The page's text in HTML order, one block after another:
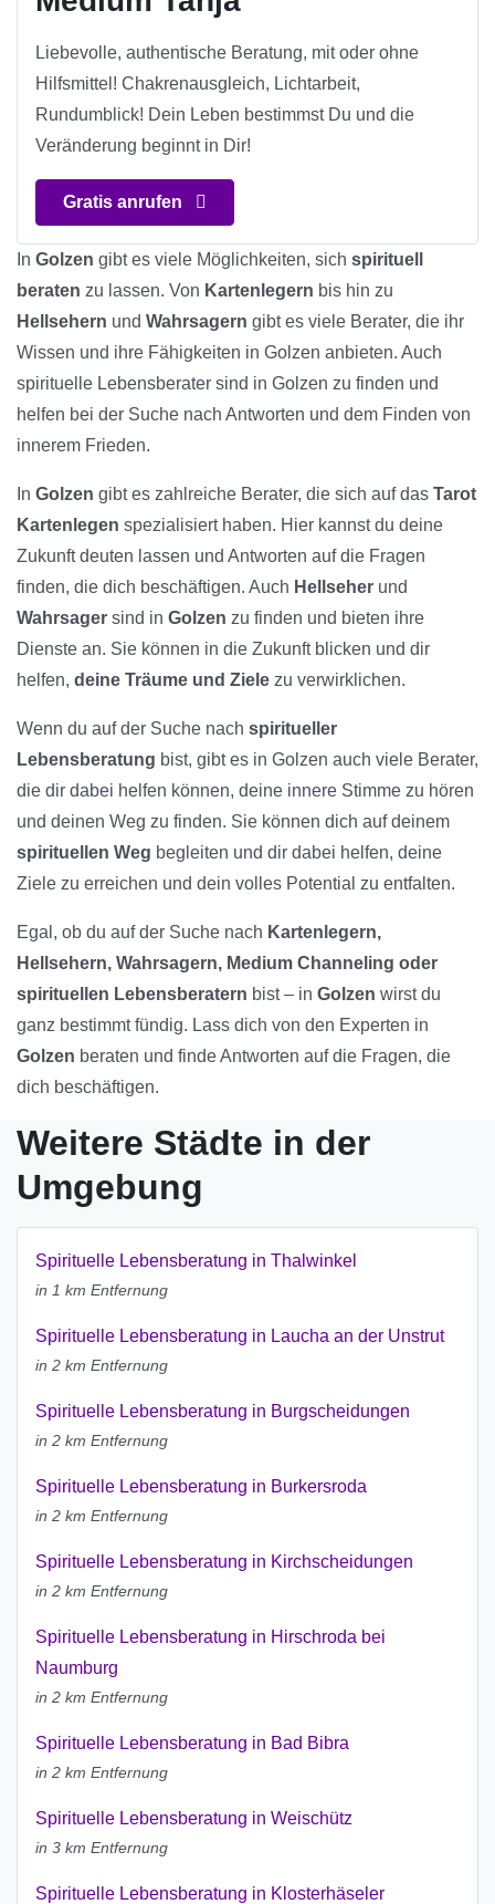
Liebevolle, authentische Beratung, mit oder ohne
Hilfsmittel! Chakrenausgleich, Lichtarbeit,
Rundumblick! Dein Leben bestimmst Du und die
Veränderung beginnt in Dir!
Gratis anrufen
In Golzen gibt es viele Möglichkeiten, sich spirituell
beraten zu lassen. Von Kartenlegern bis hin zu
Hellsehern und Wahrsagern gibt es viele Berater, die ihr
Wissen und ihre Fähigkeiten in Golzen anbieten. Auch
spirituelle Lebensberater sind in Golzen zu finden und
helfen bei der Suche nach Antworten und dem Finden von
innerem Frieden.
In Golzen gibt es zahlreiche Berater, die sich auf das Tarot
Kartenlegen spezialisiert haben. Hier kannst du deine
Zukunft deuten lassen und Antworten auf die Fragen
finden, die dich beschäftigen. Auch Hellseher und
Wahrsager sind in Golzen zu finden und bieten ihre
Dienste an. Sie können in die Zukunft blicken und dir
helfen, deine Träume und Ziele zu verwirklichen.
Wenn du auf der Suche nach spiritueller
Lebensberatung bist, gibt es in Golzen auch viele Berater,
die dir dabei helfen können, deine innere Stimme zu hören
und deinen Weg zu finden. Sie können dich auf deinem
spirituellen Weg begleiten und dir dabei helfen, deine
Ziele zu erreichen und dein volles Potential zu entfalten.
Egal, ob du auf der Suche nach Kartenlegern,
Hellsehern, Wahrsagern, Medium Channeling oder
spirituellen Lebensberatern bist – in Golzen wirst du
ganz bestimmt fündig. Lass dich von den Experten in
Golzen beraten und finde Antworten auf die Fragen, die
dich beschäftigen.
Weitere Städte in der
Umgebung
Spirituelle Lebensberatung in Thalwinkel
in 1 km Entfernung
Spirituelle Lebensberatung in Laucha an der Unstrut
in 2 km Entfernung
Spirituelle Lebensberatung in Burgscheidungen
in 2 km Entfernung
Spirituelle Lebensberatung in Burkersroda
in 2 km Entfernung
Spirituelle Lebensberatung in Kirchscheidungen
in 2 km Entfernung
Spirituelle Lebensberatung in Hirschroda bei
Naumburg
in 2 km Entfernung
Spirituelle Lebensberatung in Bad Bibra
in 2 km Entfernung
Spirituelle Lebensberatung in Weischütz
in 3 km Entfernung
Spirituelle Lebensberatung in Klosterhäseler